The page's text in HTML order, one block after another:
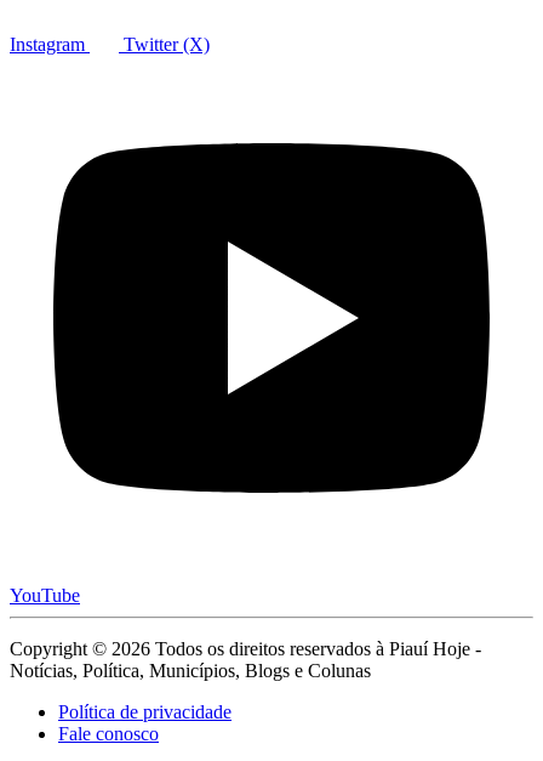
Instagram Twitter (X)
YouTube
Copyright © 2026 Todos os direitos reservados à Piauí Hoje -
Notícias, Política, Municípios, Blogs e Colunas
Política de privacidade
Fale conosco